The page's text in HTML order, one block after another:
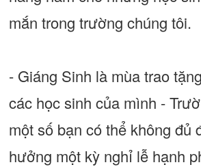
mắn trong trường chúng tôi.
- Giáng Sinh là mùa trao
các học sinh của mình -
một số bạn có thể không đủ
hưởng một kỳ nghỉ lễ hạnh